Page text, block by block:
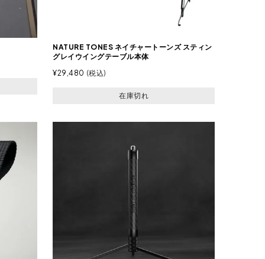
NATURE TONES ネイチャートーンズ スティン
グレイウイングテーブル本体
¥29,480 税込
在庫切れ